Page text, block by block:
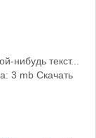
нибудь текст...
3 mb Скачать